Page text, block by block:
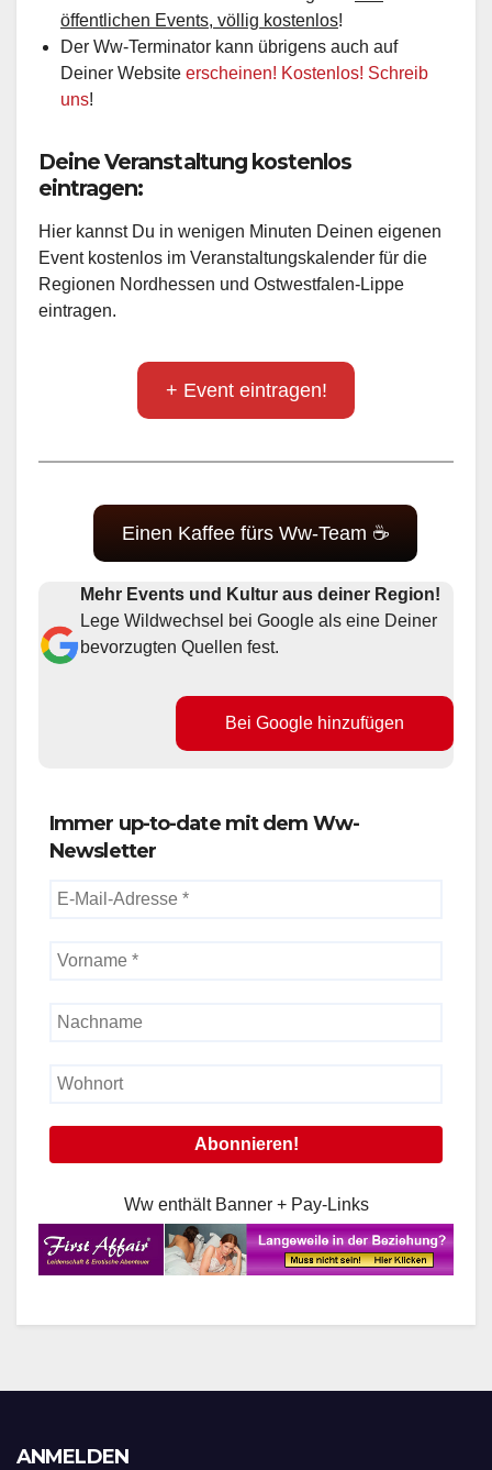
öffentlichen Events, völlig kostenlos!
Der Ww-Terminator kann übrigens auch auf
Deiner Website erscheinen! Kostenlos! Schreib
uns!
Deine Veranstaltung kostenlos
eintragen:
Hier kannst Du in wenigen Minuten Deinen eigenen
Event kostenlos im Veranstaltungskalender für die
Regionen Nordhessen und Ostwestfalen-Lippe
eintragen.
+ Event eintragen!
Einen Kaffee fürs Ww-Team ☕
Mehr Events und Kultur aus deiner Region!
Lege Wildwechsel bei Google als eine Deiner
bevorzugten Quellen fest.
Bei Google hinzufügen
Immer up-to-date mit dem Ww-
Newsletter
Ww enthält Banner + Pay-Links
ANMELDEN